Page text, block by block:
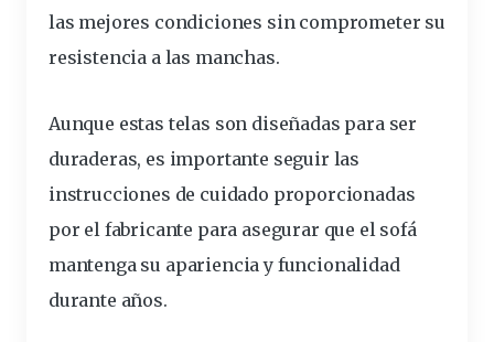
las mejores condiciones sin comprometer su
resistencia a las manchas.
Aunque estas telas son diseñadas para ser
duraderas, es importante seguir las
instrucciones de cuidado proporcionadas
por el fabricante para asegurar que el sofá
mantenga su apariencia y funcionalidad
durante años.